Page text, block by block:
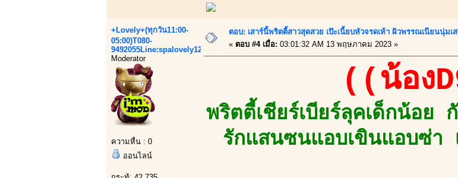
+Lovely+(ทุกวัน11:00-
05:00)T080-
9492055Line:spalovely123
Moderator
ความหื่น : 0
ออนไลน์
ตอบ: เสาร์นี้พริตตี้สาวสุดสวย เป๊ะเนี้ยบหัวจรดเท้า ผิวพรรณเนียนนุ่มเ
« ตอบ #4 เมื่อ: 03:01:32 AM 13 พฤษภาคม 2023 »
((น้อง
พริตตี้เชียร์เบียร์ลุคเด็กน้อย
รักแสนซนแอบเขินแอบซ่า